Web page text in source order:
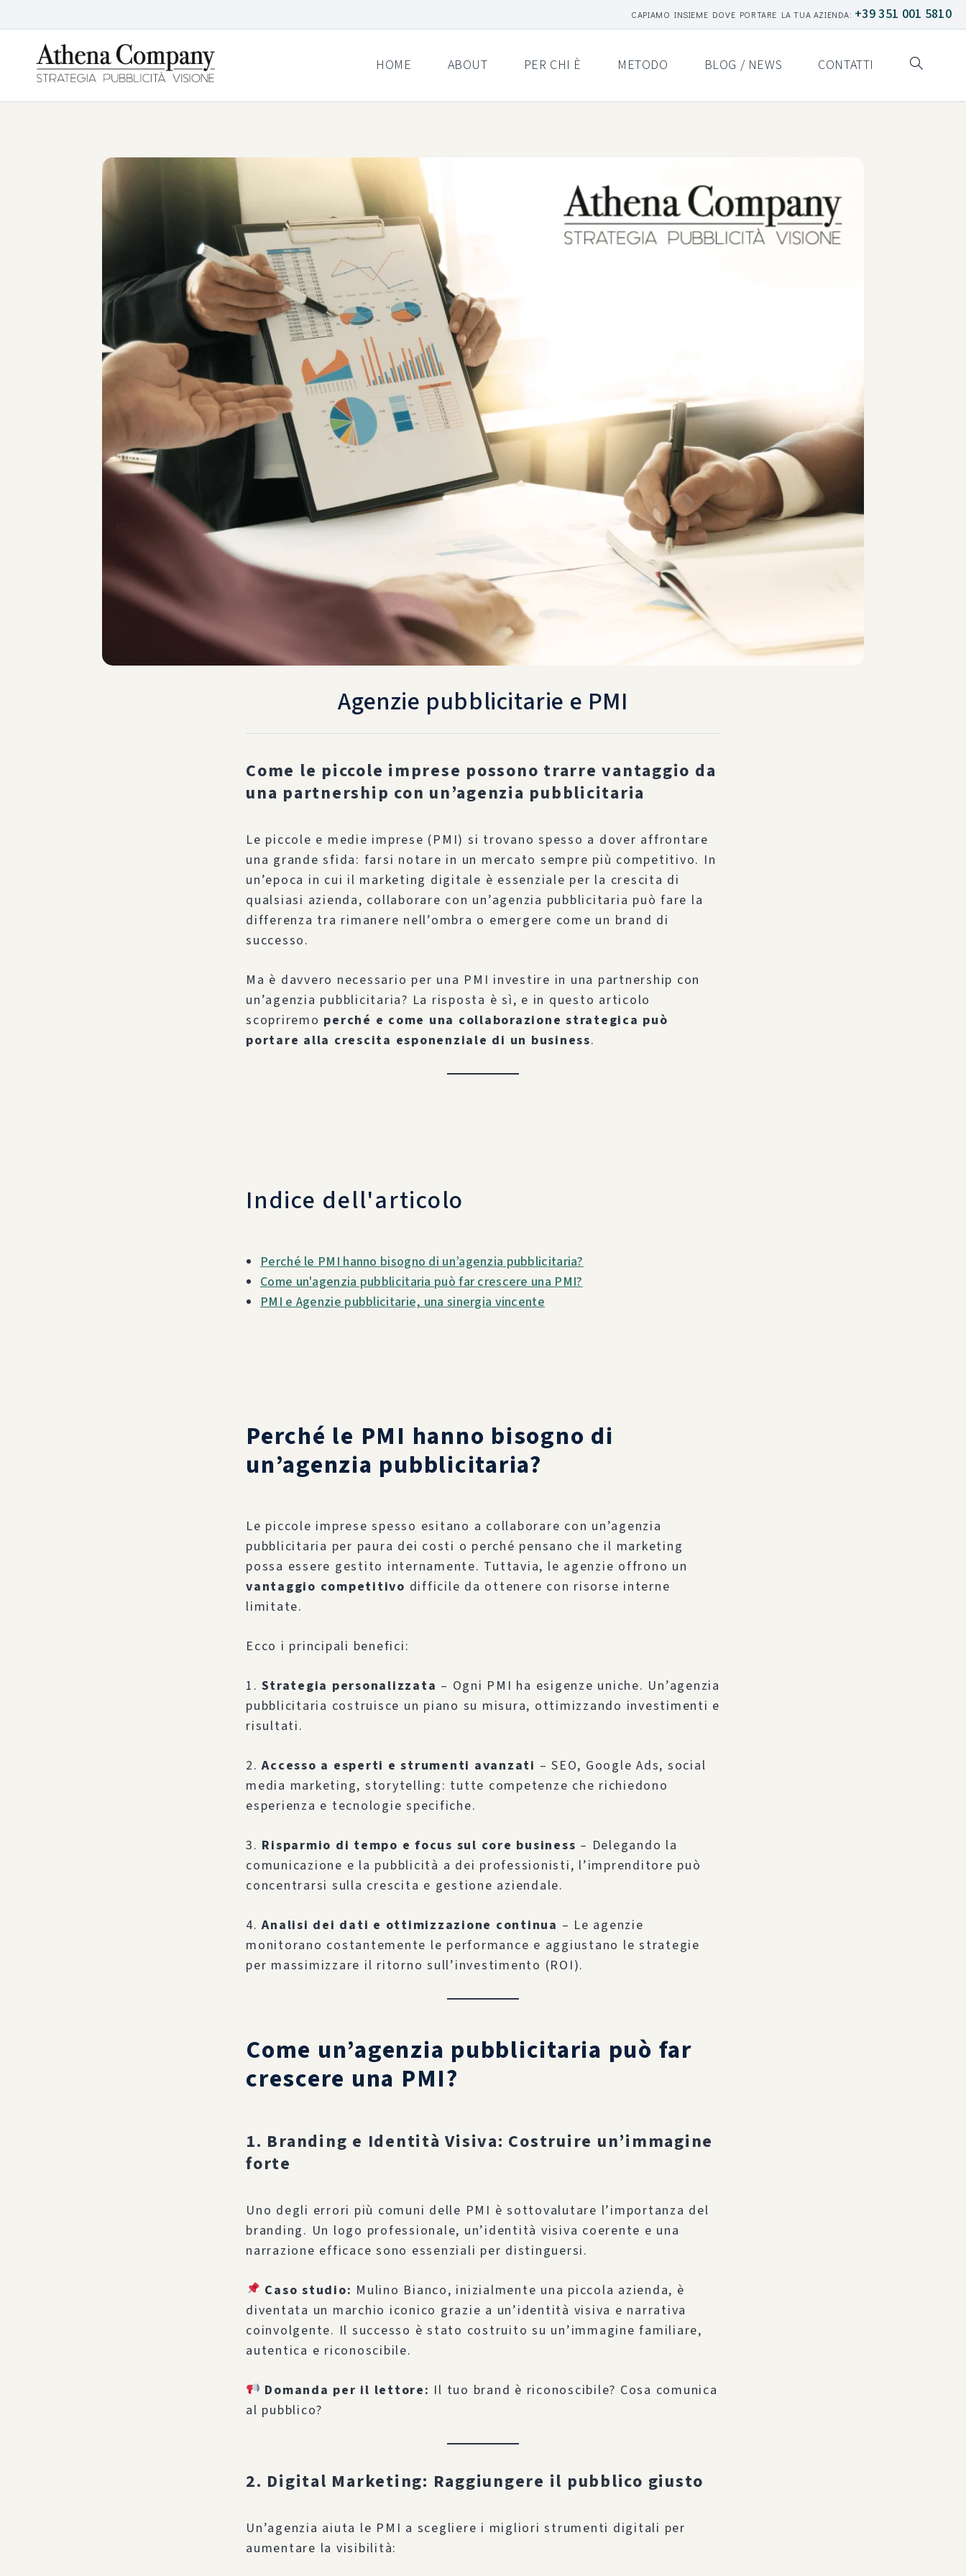
CAPIAMO INSIEME DOVE PORTARE LA TUA AZIENDA: +39 351 001 5810
HOME ABOUT PER CHI È METODO BLOG / NEWS CONTATTI
Agenzie pubblicitarie e PMI
Come le piccole imprese possono trarre vantaggio da
una partnership con un’agenzia pubblicitaria
Le piccole e medie imprese (PMI) si trovano spesso a dover affrontare
una grande sfida: farsi notare in un mercato sempre più competitivo. In
un’epoca in cui il marketing digitale è essenziale per la crescita di
qualsiasi azienda, collaborare con un’agenzia pubblicitaria può fare la
differenza tra rimanere nell’ombra o emergere come un brand di
successo.
Ma è davvero necessario per una PMI investire in una partnership con
un’agenzia pubblicitaria? La risposta è sì, e in questo articolo
scopriremo perché e come una collaborazione strategica può
portare alla crescita esponenziale di un business.
Indice dell'articolo
Perché le PMI hanno bisogno di un’agenzia pubblicitaria?
Come un'agenzia pubblicitaria può far crescere una PMI?
PMI e Agenzie pubblicitarie, una sinergia vincente
Perché le PMI hanno bisogno di
un’agenzia pubblicitaria?
Le piccole imprese spesso esitano a collaborare con un’agenzia
pubblicitaria per paura dei costi o perché pensano che il marketing
possa essere gestito internamente. Tuttavia, le agenzie offrono un
vantaggio competitivo difficile da ottenere con risorse interne
limitate.
Ecco i principali benefici:
1.Strategia personalizzata – Ogni PMI ha esigenze uniche. Un’agenzia
pubblicitaria costruisce un piano su misura, ottimizzando investimenti e
risultati.
2.Accesso a esperti e strumenti avanzati – SEO, Google Ads, social
media marketing, storytelling: tutte competenze che richiedono
esperienza e tecnologie specifiche.
3. Risparmio di tempo e focus sul core business – Delegando la
comunicazione e la pubblicità a dei professionisti, l’imprenditore può
concentrarsi sulla crescita e gestione aziendale.
4.Analisi dei dati e ottimizzazione continua – Le agenzie
monitorano costantemente le performance e aggiustano le strategie
per massimizzare il ritorno sull’investimento (ROI).
Come un’agenzia pubblicitaria può far
crescere una PMI?
1. Branding e Identità Visiva: Costruire un’immagine
forte
Uno degli errori più comuni delle PMI è sottovalutare l’importanza del
branding. Un logo professionale, un’identità visiva coerente e una
narrazione efficace sono essenziali per distinguersi.
Caso studio: Mulino Bianco, inizialmente una piccola azienda, è
diventata un marchio iconico grazie a un’identità visiva e narrativa
coinvolgente. Il successo è stato costruito su un’immagine familiare,
autentica e riconoscibile.
Domanda per il lettore: Il tuo brand è riconoscibile? Cosa comunica
al pubblico?
2. Digital Marketing: Raggiungere il pubblico giusto
Un’agenzia aiuta le PMI a scegliere i migliori strumenti digitali per
aumentare la visibilità: